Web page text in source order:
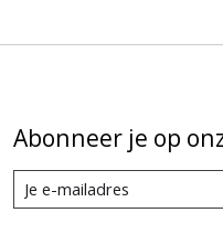
Abonneer je op